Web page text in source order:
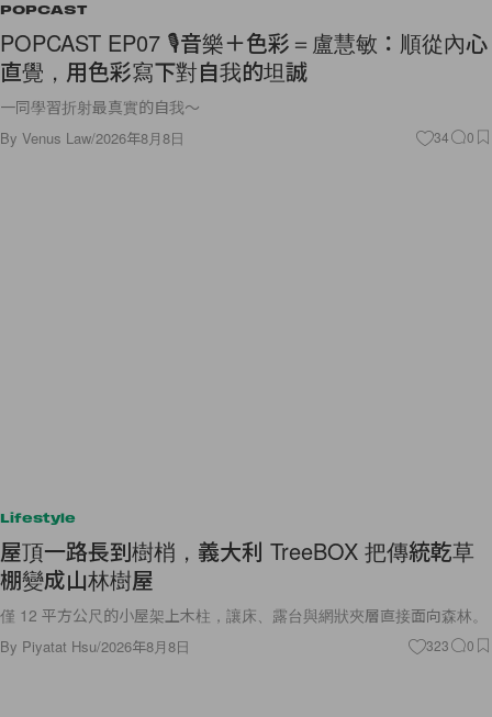
POPCAST
POPCAST EP07 🎙️音樂＋色彩＝盧慧敏：順從內心
直覺，用色彩寫下對自我的坦誠
一同學習折射最真實的自我～
By Venus Law/2026年8月8日 34 0
Lifestyle
屋頂一路長到樹梢，義大利 TreeBOX 把傳統乾草
棚變成山林樹屋
僅 12 平方公尺的小屋架上木柱，讓床、露台與網狀夾層直接面向森林。
By Piyatat Hsu/2026年8月8日 323 0